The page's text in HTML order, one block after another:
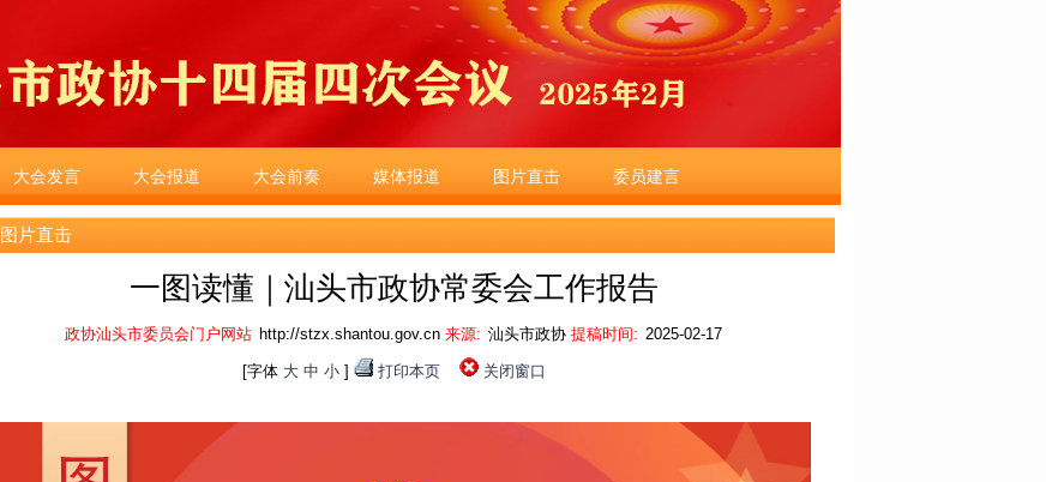
大会发言 大会报道 大会前奏 媒体报道 图片直击 委员建言
图片直击
一图读懂｜汕头市政协常委会工作报告
政协汕头市委员会门户网站 http://stzx.shantou.gov.cn 来源: 汕头市政协 提稿时间: 2025-02-17
[字体 大 中 小 ] 打印本页 关闭窗口